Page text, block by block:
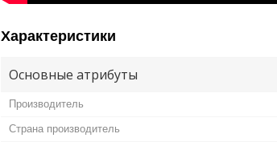
Характеристики
Основные атрибуты
Производитель
Страна производитель